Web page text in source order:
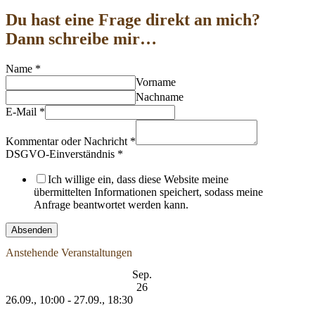
Du hast eine Frage direkt an mich?
Dann schreibe mir…
Name *
Vorname
Nachname
E-Mail *
Kommentar oder Nachricht *
DSGVO-Einverständnis *
Ich willige ein, dass diese Website meine
übermittelten Informationen speichert, sodass meine
Anfrage beantwortet werden kann.
Absenden
Anstehende Veranstaltungen
Sep.
26
26.09., 10:00 - 27.09., 18:30